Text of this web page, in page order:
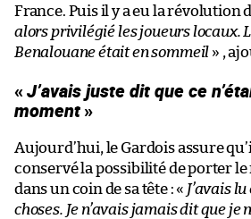
France. Puis il y a eu la révolution
alors privilégié les joueurs locaux.
Benalouane était en sommeil » ,
«J’avais juste dit que ce
moment»
Aujourd’hui, le Gardois assure
conservé la possibilité de porter
dans un coin de sa tête : « J’avais
choses. Je n’avais jamais dit que je